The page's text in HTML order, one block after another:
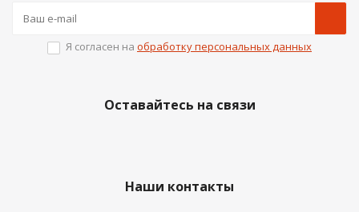
Я согласен на обработку персональных данных
Оставайтесь на связи
Наши контакты